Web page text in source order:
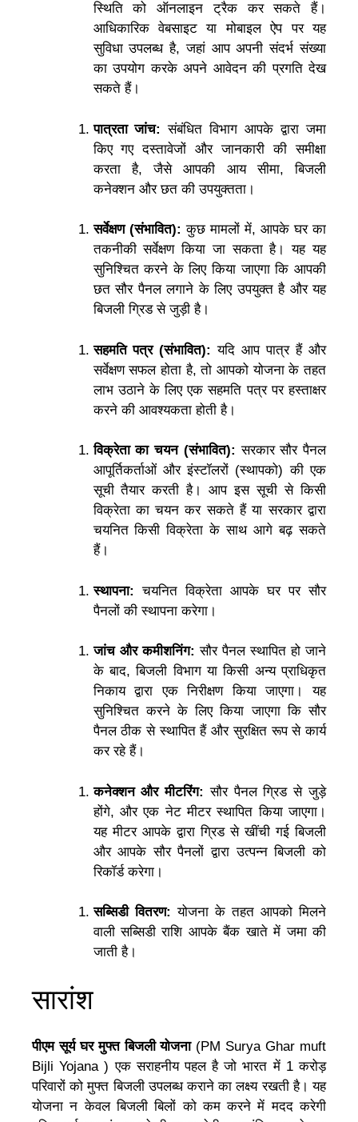
स्थिति को ऑनलाइन ट्रैक कर सकते हैं।
आधिकारिक वेबसाइट या मोबाइल ऐप पर यह
सुविधा उपलब्ध है, जहां आप अपनी संदर्भ संख्या
का उपयोग करके अपने आवेदन की प्रगति देख
सकते हैं।
पात्रता जांच: संबंधित विभाग आपके द्वारा जमा
किए गए दस्तावेजों और जानकारी की समीक्षा
करता है, जैसे आपकी आय सीमा, बिजली
कनेक्शन और छत की उपयुक्तता।
सर्वेक्षण (संभावित): कुछ मामलों में, आपके घर का
तकनीकी सर्वेक्षण किया जा सकता है। यह यह
सुनिश्चित करने के लिए किया जाएगा कि आपकी
छत सौर पैनल लगाने के लिए उपयुक्त है और यह
बिजली ग्रिड से जुड़ी है।
सहमति पत्र (संभावित): यदि आप पात्र हैं और
सर्वेक्षण सफल होता है, तो आपको योजना के तहत
लाभ उठाने के लिए एक सहमति पत्र पर हस्ताक्षर
करने की आवश्यकता होती है।
विक्रेता का चयन (संभावित): सरकार सौर पैनल
आपूर्तिकर्ताओं और इंस्टॉलरों (स्थापको) की एक
सूची तैयार करती है। आप इस सूची से किसी
विक्रेता का चयन कर सकते हैं या सरकार द्वारा
चयनित किसी विक्रेता के साथ आगे बढ़ सकते
हैं।
स्थापना: चयनित विक्रेता आपके घर पर सौर
पैनलों की स्थापना करेगा।
जांच और कमीशनिंग: सौर पैनल स्थापित हो जाने
के बाद, बिजली विभाग या किसी अन्य प्राधिकृत
निकाय द्वारा एक निरीक्षण किया जाएगा। यह
सुनिश्चित करने के लिए किया जाएगा कि सौर
पैनल ठीक से स्थापित हैं और सुरक्षित रूप से कार्य
कर रहे हैं।
कनेक्शन और मीटरिंग: सौर पैनल ग्रिड से जुड़े
होंगे, और एक नेट मीटर स्थापित किया जाएगा।
यह मीटर आपके द्वारा ग्रिड से खींची गई बिजली
और आपके सौर पैनलों द्वारा उत्पन्न बिजली को
रिकॉर्ड करेगा।
सब्सिडी वितरण: योजना के तहत आपको मिलने
वाली सब्सिडी राशि आपके बैंक खाते में जमा की
जाती है।
सारांश
पीएम सूर्य घर मुफ्त बिजली योजना(PM Surya Ghar muft
Bijli Yojana ) एक सराहनीय पहल है जो भारत में 1 करोड़
परिवारों को मुफ्त बिजली उपलब्ध कराने का लक्ष्य रखती है। यह
योजना न केवल बिजली बिलों को कम करने में मदद करेगी